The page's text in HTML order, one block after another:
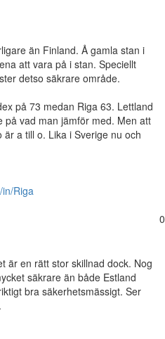
än Finland. Å gamla stan i
att vara på i stan. Speciellt
detso säkrare område.
på 73 medan Riga 63. Lettland
vad man jämför med. Men att
a till o. Lika i Sverige nu och
Riga
0
är en rätt stor skillnad dock. Nog
säkrare än både Estland
bra säkerhetsmässigt. Ser